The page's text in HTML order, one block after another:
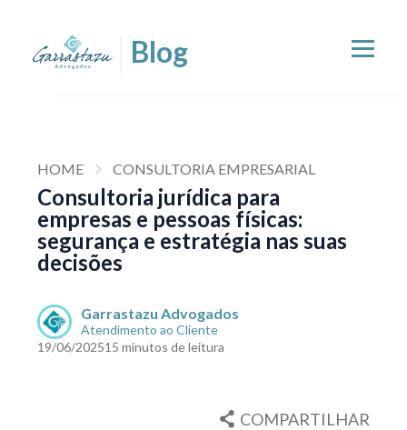
HOME CONSULTORIA EMPRESARIAL
Consultoria jurídica para
empresas e pessoas físicas:
segurança e estratégia nas suas
decisões
Garrastazu Advogados
Atendimento ao Cliente
19/06/202515 minutos de leitura
COMPARTILHAR